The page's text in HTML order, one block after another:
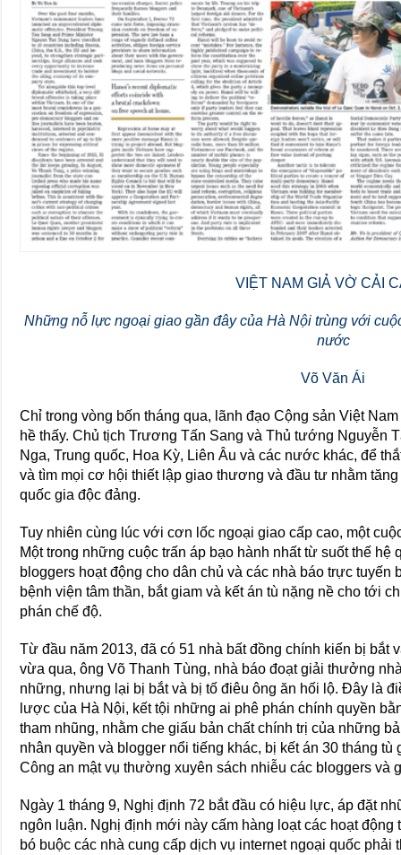
VIỆT NAM GIẢ VỜ CẢI
Những nỗ lực ngoại giao gần đây của Hà Nội trùng với
nước
Võ Văn Ái
Chỉ trong vòng bốn tháng qua, lãnh đạo Cộng sản Việt
hề thấy. Chủ tịch Trương Tấn Sang và Thủ tướng Nguyễn
Nga, Trung quốc, Hoa Kỳ, Liên Âu và các nước khác, để
và tìm mọi cơ hội thiết lập giao thương và đầu tư nhằm
quốc gia độc đảng.
Tuy nhiên cùng lúc với cơn lốc ngoại giao cấp cao, một
Một trong những cuộc trấn áp bạo hành nhất từ suốt thế hệ
bloggers hoạt động cho dân chủ và các nhà báo trực tuyến
bệnh viện tâm thần, bắt giam và kết án tù nặng nề cho tới
phán chế độ.
Từ đầu năm 2013, đã có 51 nhà bất đồng chính kiến bị bắt
vừa qua, ông Võ Thanh Tùng, nhà báo đoạt giải thưởng
những, nhưng lại bị bắt và bị tố điêu ông ăn hối lộ. Đây là
lược của Hà Nội, kết tội những ai phê phán chính quyền
tham nhũng, nhằm che giấu bản chất chính trị của những
nhân quyền và blogger nổi tiếng khác, bị kết án 30 tháng tù
Công an mật vụ thường xuyên sách nhiễu các bloggers và
Ngày 1 tháng 9, Nghị định 72 bắt đầu có hiệu lực, áp đặt
ngôn luận. Nghị định mới này cấm hàng loạt các hoạt
bó buộc các nhà cung cấp dịch vụ internet ngoại quốc phải